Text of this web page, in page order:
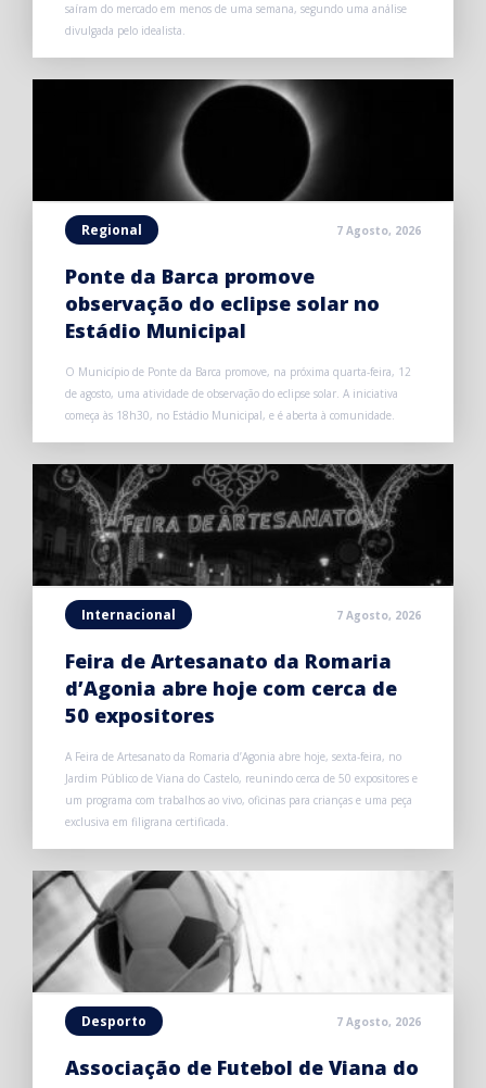
saíram do mercado em menos de uma semana, segundo uma análise
divulgada pelo idealista.
Regional 7 Agosto, 2026
Ponte da Barca promove
observação do eclipse solar no
Estádio Municipal
O Município de Ponte da Barca promove, na próxima quarta-feira, 12
de agosto, uma atividade de observação do eclipse solar. A iniciativa
começa às 18h30, no Estádio Municipal, e é aberta à comunidade.
Internacional 7 Agosto, 2026
Feira de Artesanato da Romaria
d’Agonia abre hoje com cerca de
50 expositores
A Feira de Artesanato da Romaria d’Agonia abre hoje, sexta-feira, no
Jardim Público de Viana do Castelo, reunindo cerca de 50 expositores e
um programa com trabalhos ao vivo, oficinas para crianças e uma peça
exclusiva em filigrana certificada.
Desporto 7 Agosto, 2026
Associação de Futebol de Viana do